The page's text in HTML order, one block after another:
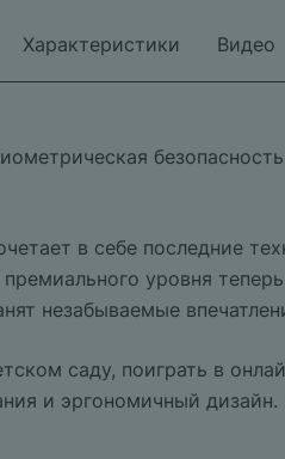
Характеристики Видео
в себе последние
уровня
незабываемые
саду, поиграть в
и эргономичный